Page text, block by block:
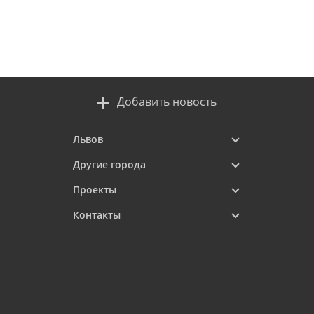
Добавить новость
Львов
Другие города
Проекты
Контакты